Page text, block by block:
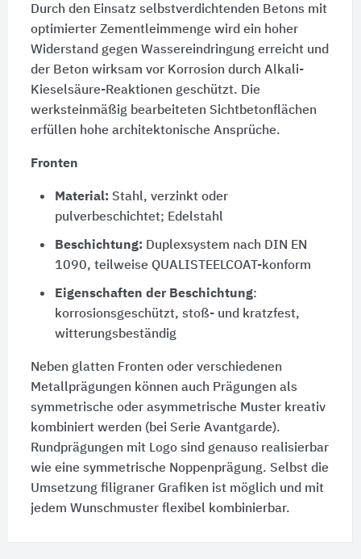
Durch den Einsatz selbstverdichtenden Betons mit
optimierter Zementleimmenge wird ein hoher
Widerstand gegen Wassereindringung erreicht und
der Beton wirksam vor Korrosion durch Alkali-
Kieselsäure-Reaktionen geschützt. Die
werksteinmäßig bearbeiteten Sichtbetonflächen
erfüllen hohe architektonische Ansprüche.
Fronten
Material: Stahl, verzinkt oder
pulverbeschichtet; Edelstahl
Beschichtung: Duplexsystem nach DIN EN
1090, teilweise QUALISTEELCOAT-konform
Eigenschaften der Beschichtung:
korrosionsgeschützt, stoß- und kratzfest,
witterungsbeständig
Neben glatten Fronten oder verschiedenen
Metallprägungen können auch Prägungen als
symmetrische oder asymmetrische Muster kreativ
kombiniert werden (bei Serie Avantgarde).
Rundprägungen mit Logo sind genauso realisierbar
wie eine symmetrische Noppenprägung. Selbst die
Umsetzung filigraner Grafiken ist möglich und mit
jedem Wunschmuster flexibel kombinierbar.